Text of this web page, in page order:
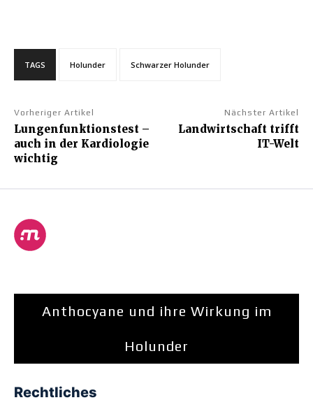
TAGS Holunder Schwarzer Holunder
Vorheriger Artikel
Lungenfunktionstest –
auch in der Kardiologie
wichtig
Nächster Artikel
Landwirtschaft trifft
IT-Welt
Anthocyane und ihre Wirkung im
Holunder
Rechtliches